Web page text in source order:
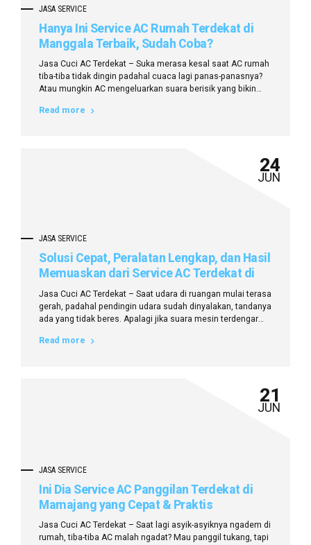
JASA SERVICE
Hanya Ini Service AC Rumah Terdekat di
Manggala Terbaik, Sudah Coba?
Jasa Cuci AC Terdekat – Suka merasa kesal saat AC rumah
tiba-tiba tidak dingin padahal cuaca lagi panas-panasnya?
Atau mungkin AC mengeluarkan suara berisik yang bikin
dan lagi pusing cari service AC rumah terdekat di Manggala,
Read more
JASA SERVICE
24
JUN
Solusi Cepat, Peralatan Lengkap, dan Hasil
Memuaskan dari Service AC Terdekat di
Manggala
Jasa Cuci AC Terdekat – Saat udara di ruangan mulai terasa
gerah, padahal pendingin udara sudah dinyalakan, tandanya
ada yang tidak beres. Apalagi jika suara mesin terdengar
bisa dibiarkan terlalu lama. Nah, kalau Anda berada di
Read more
JASA SERVICE
21
JUN
Ini Dia Service AC Panggilan Terdekat di
Mamajang yang Cepat & Praktis
Jasa Cuci AC Terdekat – Saat lagi asyik-asyiknya ngadem di
rumah, tiba-tiba AC malah ngadat? Mau panggil tukang, tapi